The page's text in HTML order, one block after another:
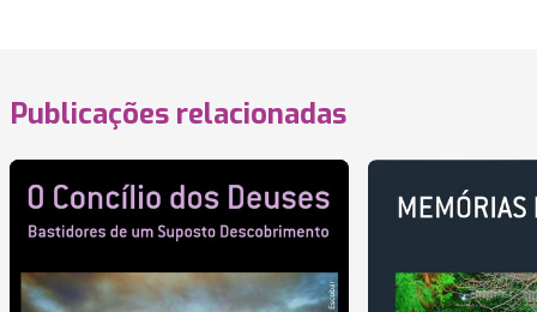
Publicações relacionadas